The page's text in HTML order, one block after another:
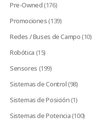
Pre-Owned(176)
Promociones(139)
Redes / Buses de Campo(10)
Robótica (15)
Sensores (199)
Sistemas de Control(98)
Sistemas de Posición(1)
Sistemas de Potencia(100)